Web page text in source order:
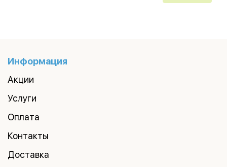
Информация
Акции
Услуги
Оплата
Контакты
Доставка